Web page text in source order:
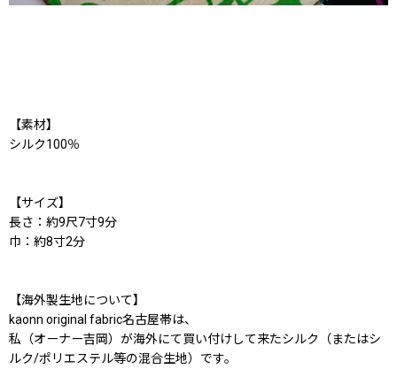
【素材】
シルク100％
【サイズ】
長さ：約9尺7寸9分
巾：約8寸2分
【海外製生地について】
kaonn original fabric名古屋帯は、
私（オーナー吉岡）が海外にて買い付けして来たシルク（またはシ
ルク/ポリエステル等の混合生地）です。